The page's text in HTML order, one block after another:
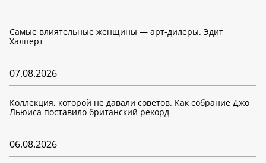
Самые влиятельные женщины — арт-дилеры. Эдит
Халперт
07.08.2026
Коллекция, которой не давали советов. Как собрание Джо
Льюиса поставило британский рекорд
06.08.2026